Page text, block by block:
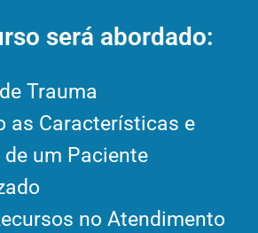
será abordado:
Trauma
as Características e
um Paciente
no Atendimento